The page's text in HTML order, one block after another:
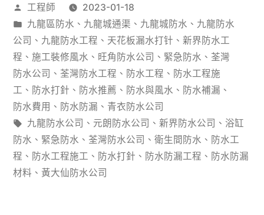
料
點
安
裝？
有
得
哪
些
灣
花
園
小
區
1#
樓
防
作
者：
工程師
2023-01-18
分
類：
九龍區防水 、 九龍城通渠 、 九龍城防水 、 九龍防水
公司 、 九龍防水工程 、 天花板漏水打针 、 新界防水工
程 、 施工裝修風水 、 旺角防水公司 、 緊急防水 、 荃灣
防水公司 、 荃灣防水工程 、 防水工程 、 防水工程施
工 、 防水打針 、 防水推薦 、 防水與風水 、 防水補漏 、
防水費用 、 防水防漏 、 青衣防水公司
標
籤:
九龍防水公司 、 元朗防水公司 、 新界防水公司 、 浴缸
防水 、 緊急防水 、 荃灣防水公司 、 衛生間防水 、 防水工
程 、 防水工程施工 、 防水打針 、 防水防漏工程 、 防水防漏
材料 、 黃大仙防水公司